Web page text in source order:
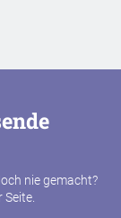
nie gemacht?